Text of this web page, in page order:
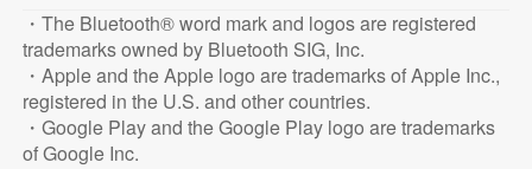
・The Bluetooth® word mark and logos are registered
trademarks owned by Bluetooth SIG, Inc.
・Apple and the Apple logo are trademarks of Apple Inc.,
registered in the U.S. and other countries.
・Google Play and the Google Play logo are trademarks
of Google Inc.